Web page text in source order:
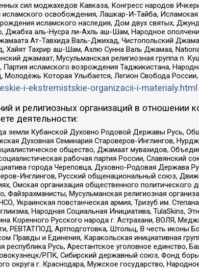
сил моджахедов Кавказа, Конгресс народов
освобождения, Лашкар-И-Тайба,
исламского наследия, Дом двух святых,
Джабха аль-Нусра ли-Ахль аш-Шам, Народное
Ат-Тавхида Валь-Джихад, Чистопольский
Тахрир аш-Шам, Ахлю Сунна Валь Джамаа,
джамаат, Мусульманская религиозная группа п.
исламского возрождения Таджикистана,
Молодёжь Которая Улыбается, Легион Свобода
i-ekstremistskie-organizacii-i-materialy.html
и религиозных организаций в отношении
деятельности:
земли Кубанской Духовно Родовой Державы Русь,
Духовная Семинария Староверов-Инглингов,
общество, Джамаат мувахидов,
рабочая партия России, Славянский
города Череповца, Духовно-Родовая Держава
Инглингов, Русский общенациональный союз,
Омская организация общественного политического
Мусульманская религиозная
Украинская повстанческая армия, Тризуб им.
Народная Социальная Инициатива, TulaSkins,
Коренного Русского народа г. Астрахани, ВОЛЯ,
РЕВТАТПОД, Артподготовка, Штольц, В честь иконы
Правды и Единения, Каракольская инициативная
республика Русь, Арестантское уголовное единство,
РПК, Сибирский державный союз, Фонд
округа г. Краснодара, Мужское государство,